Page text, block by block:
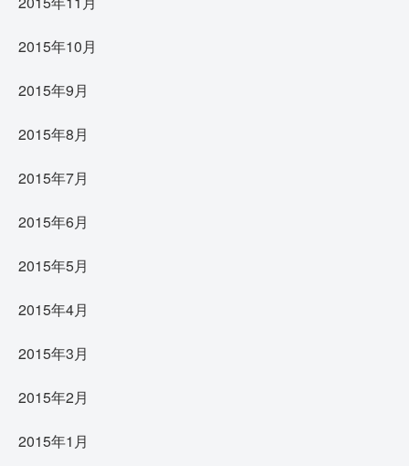
2015年10月
2015年9月
2015年8月
2015年7月
2015年6月
2015年5月
2015年4月
2015年3月
2015年2月
2015年1月